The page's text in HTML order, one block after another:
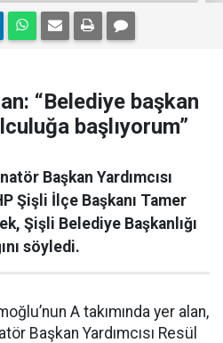
“Belediye başkan
başlıyorum”
Başkan Yardımcısı
Şişli İlçe Başkanı Tamer
Şişli Belediye Başkanlığı
söyledi.
A takımında yer alan,
Başkan Yardımcısı Resül